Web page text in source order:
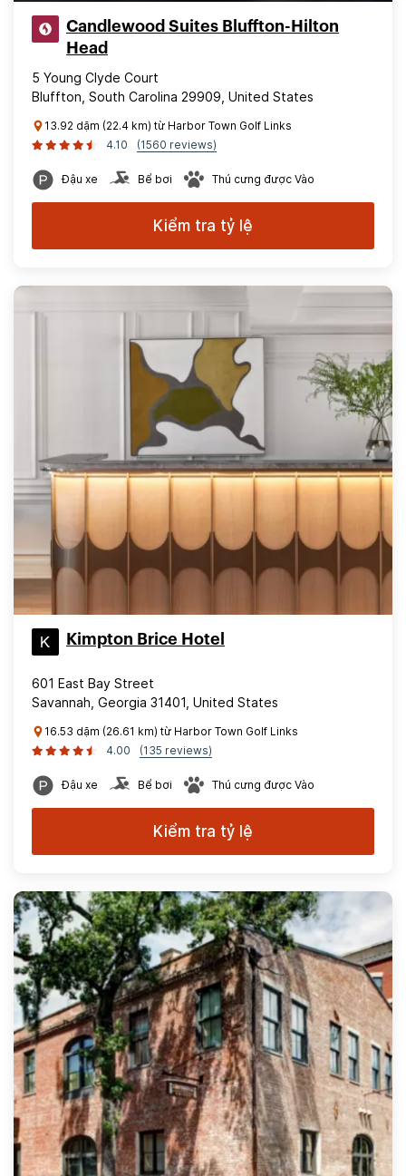
Candlewood Suites Bluffton-Hilton
Head
5 Young Clyde Court
Bluffton, South Carolina 29909, United States
13.92 dặm (22.4 km) từ Harbor Town Golf Links
4.10
(1560 reviews)
Đậu xe Bể bơi Thú cưng được Vào
Kiểm tra tỷ lệ
Kimpton Brice Hotel
601 East Bay Street
Savannah, Georgia 31401, United States
16.53 dặm (26.61 km) từ Harbor Town Golf Links
4.00
(135 reviews)
Đậu xe Bể bơi Thú cưng được Vào
Kiểm tra tỷ lệ